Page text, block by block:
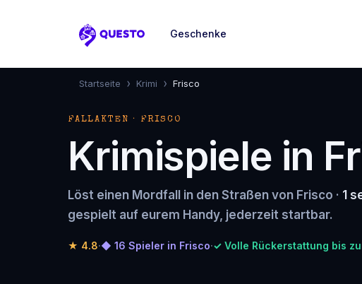
Questo
Geschenke
Startseite › Krimi › Frisco
FALLAKTEN · FRISCO
Krimispiele in
Löst einen Mordfall in den Straßen von Frisco · 1
gespielt auf eurem Handy, jederzeit startbar.
★ 4.8·◆ 16 Spieler in Frisco·✓ Volle Rückerstattung bis